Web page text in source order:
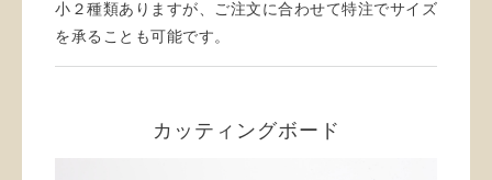
小２種類ありますが、ご注文に合わせて特注でサイズ
を承ることも可能です。
カッティングボード